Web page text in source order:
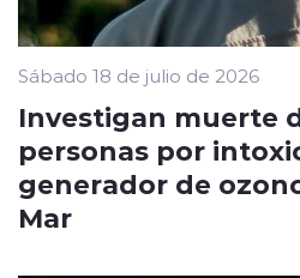
Sábado 18 de julio de 2026
Investigan muerte
personas por
generador de
Mar